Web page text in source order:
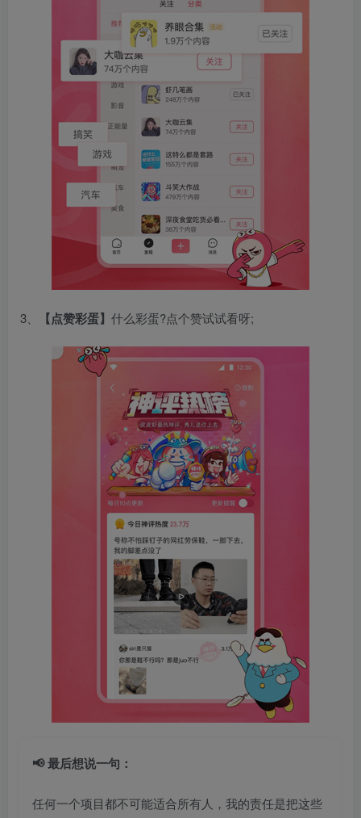
3、 【点赞彩蛋】 什么彩蛋?点个赞试试看呀;
📢 最后想说一句：
任何一个项目都不可能适合所有人，我的责任是把这些